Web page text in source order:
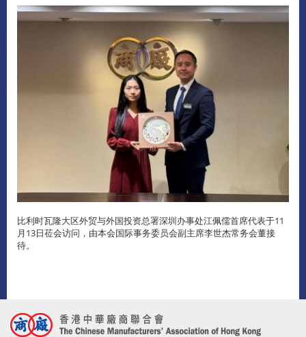
比利时瓦隆大区外贸与外国投资总署深圳办事处江佩儒首席代表于11
月13日莅会访问，由本会国际事务委员会副主席李世杰常务会董接
待。